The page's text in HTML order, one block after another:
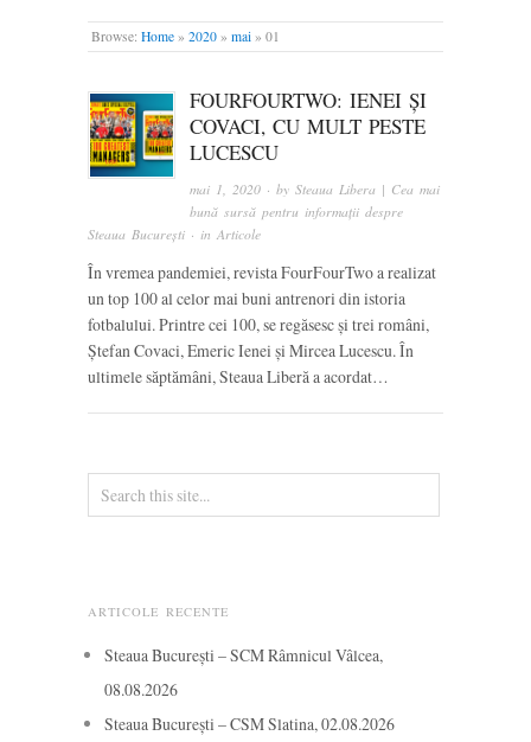
Browse: Home » 2020 » mai » 01
FOURFOURTWO: IENEI ȘI
COVACI, CU MULT PESTE
LUCESCU
mai 1, 2020 · bySteaua Libera | Cea mai
bună sursă pentru informații despre
Steaua București · in Articole
În vremea pandemiei, revista FourFourTwo a realizat
un top 100 al celor mai buni antrenori din istoria
fotbalului. Printre cei 100, se regăsesc și trei români,
Ștefan Covaci, Emeric Ienei și Mircea Lucescu. În
ultimele săptămâni, Steaua Liberă a acordat…
ARTICOLE RECENTE
Steaua București – SCM Râmnicul Vâlcea,
08.08.2026
Steaua București – CSM Slatina, 02.08.2026